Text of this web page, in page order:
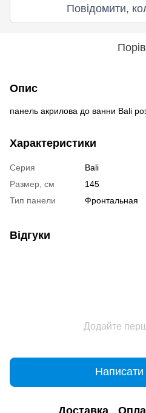
Повідомити,
Опис
панель акрилова до ванни Bali
Характеристики
Серия
Bali
Размер, см
145
Тип панели
Фронтальная
Відгуки
Додайте
Написати